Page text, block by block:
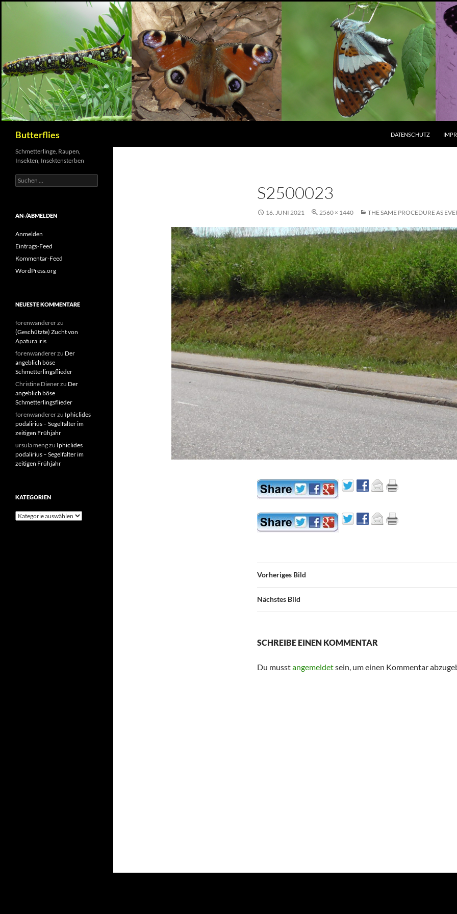
Butterflies
DATENSCHUTZ
S2500023
16. JUNI 2021 2560 × 1440 THE SAME PROCEDURE AS
Vorheriges Bild
Nächstes Bild
SCHREIBE EINEN KOMMENTAR
Du musstangemeldetsein, um einen Kommentar
Schmetterlinge, Raupen,
Insekten, Insektensterben
Suchen
nach:
AN-/ABMELDEN
Anmelden
Eintrags-Feed
Kommentar-Feed
WordPress.org
NEUESTE KOMMENTARE
forenwandererzu
(Geschützte) Zucht von
Apatura iris
forenwandererzu Der
angeblich böse
Schmetterlingsflieder
Christine Dienerzu Der
angeblich böse
Schmetterlingsflieder
forenwandererzu Iphiclides
podalirius – Segelfalter im
zeitigen Frühjahr
ursula mengzu Iphiclides
podalirius – Segelfalter im
zeitigen Frühjahr
KATEGORIEN
Kategorien